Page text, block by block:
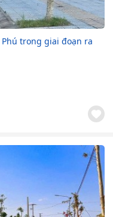
trong giai đoạn ra